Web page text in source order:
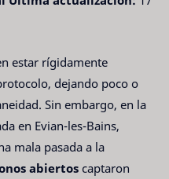
estar rígidamente
dejando poco o
Sin embargo, en la
en Evian-les-Bains,
mala pasada a la
abiertos captaron